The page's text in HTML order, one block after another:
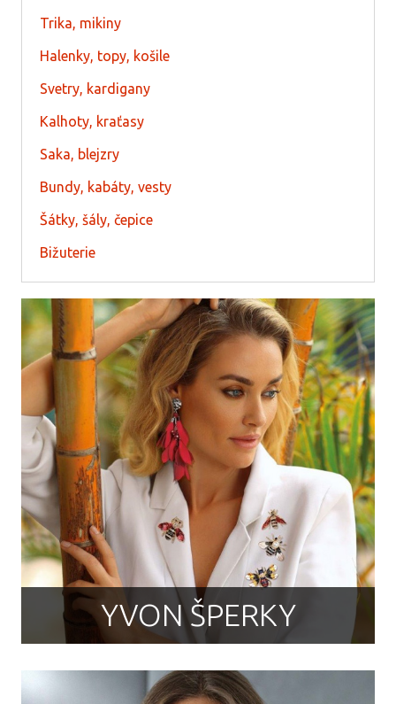
Trika, mikiny
Halenky, topy, košile
Svetry, kardigany
Kalhoty, kraťasy
Saka, blejzry
Bundy, kabáty, vesty
Šátky, šály, čepice
Bižuterie
YVON ŠPERKY